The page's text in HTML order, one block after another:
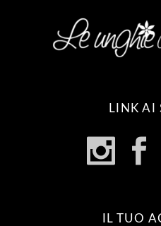
LINK AI
IL TUO